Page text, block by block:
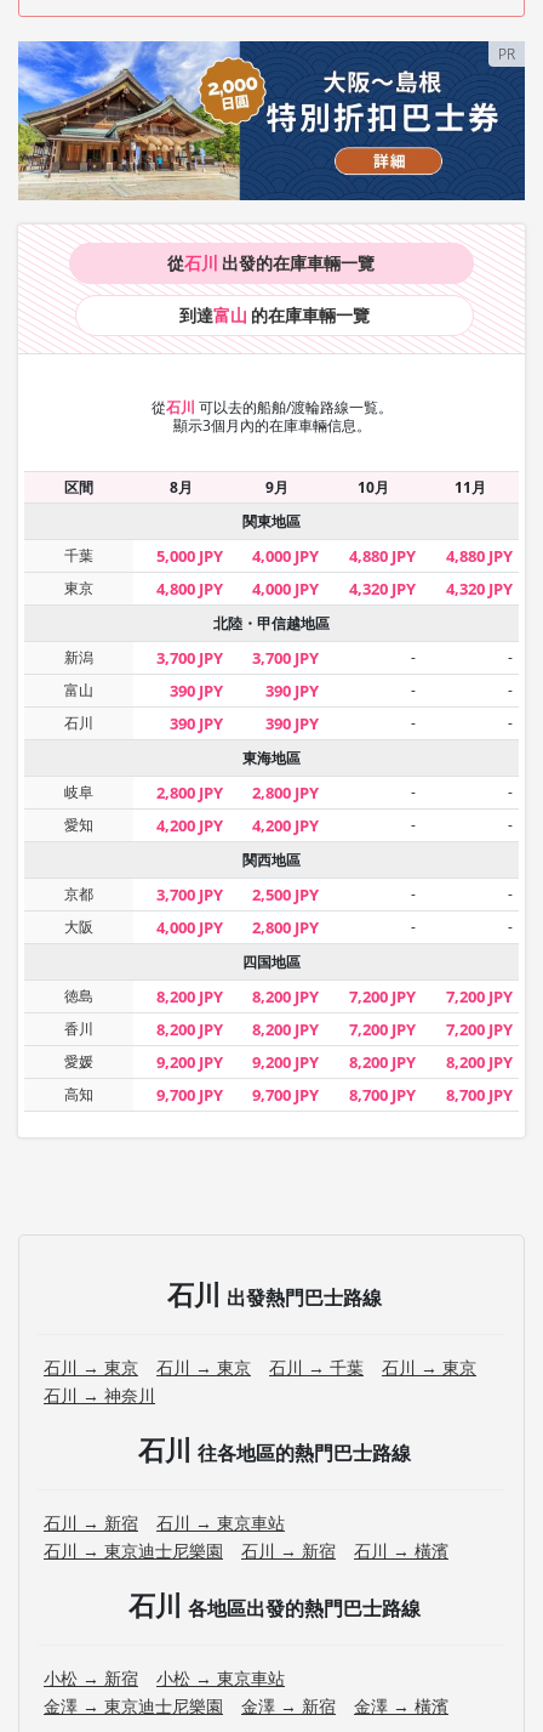
PR
從石川 出發的在庫車輛一覽
到達富山 的在庫車輛一覽
從石川 可以去的船舶/渡輪路線一覧。
顯示3個月內的在庫車輛信息。
区間 8月 9月 10月
11月
関東地區
千葉
5,000 JPY 4,000 JPY 4,880 JPY 4,880 JPY
東京 4,800 JPY 4,000 JPY 4,320 JPY 4,320 JPY
北陸・甲信越地區
新潟
3,700 JPY 3,700 JPY -
-
富山
390 JPY 390 JPY -
-
石川
390 JPY 390 JPY -
-
東海地區
岐阜
2,800 JPY 2,800 JPY -
-
愛知
4,200 JPY 4,200 JPY -
-
関西地區
京都
3,700 JPY 2,500 JPY -
-
大阪
4,000 JPY 2,800 JPY -
-
四国地區
徳島
8,200 JPY 8,200 JPY 7,200 JPY 7,200 JPY
香川 8,200 JPY 8,200 JPY 7,200 JPY 7,200 JPY
愛媛 9,200 JPY 9,200 JPY 8,200 JPY 8,200 JPY
高知 9,700 JPY 9,700 JPY 8,700 JPY 8,700 JPY
石川 出發熱門巴士路線
石川 → 東京 石川 → 東京 石川 → 千葉
石川 → 東京
石川 → 神奈川
石川 往各地區的熱門巴士路線
石川 → 新宿
石川 → 東京車站
石川 → 東京迪士尼樂園
石川 → 新宿 石川 → 橫濱
石川 各地區出發的熱門巴士路線
小松 → 新宿
小松 → 東京車站
金澤 → 東京迪士尼樂園
金澤 → 新宿 金澤 → 橫濱